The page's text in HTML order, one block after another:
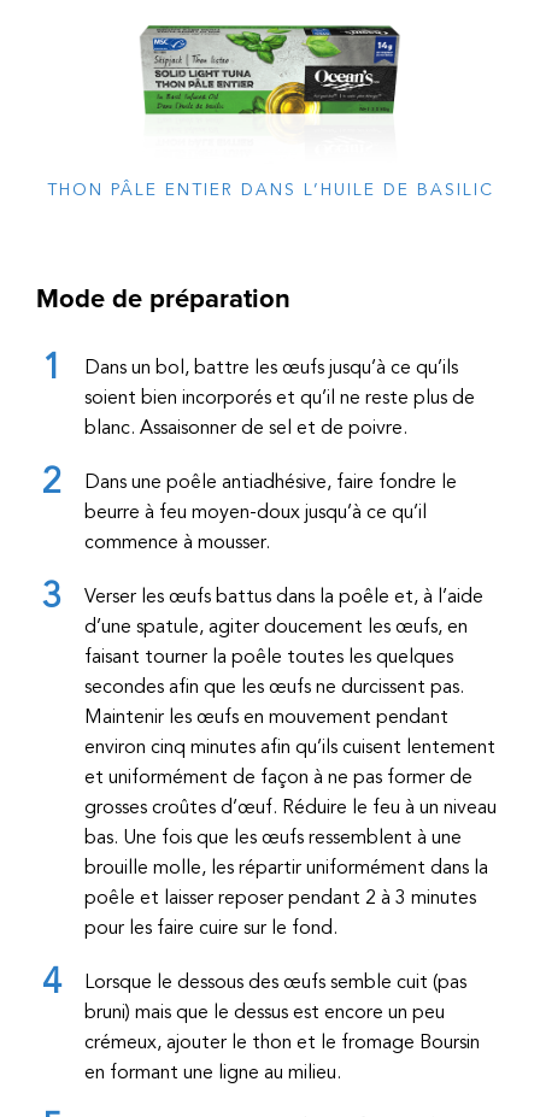
THON PÂLE ENTIER DANS L’HUILE DE BASILIC
Mode de préparation
Dans un bol, battre les œufs jusqu’à ce qu’ils
soient bien incorporés et qu’il ne reste plus de
blanc. Assaisonner de sel et de poivre.
Dans une poêle antiadhésive, faire fondre le
beurre à feu moyen-doux jusqu’à ce qu’il
commence à mousser.
Verser les œufs battus dans la poêle et, à l’aide
d’une spatule, agiter doucement les œufs, en
faisant tourner la poêle toutes les quelques
secondes afin que les œufs ne durcissent pas.
Maintenir les œufs en mouvement pendant
environ cinq minutes afin qu’ils cuisent lentement
et uniformément de façon à ne pas former de
grosses croûtes d’œuf. Réduire le feu à un niveau
bas. Une fois que les œufs ressemblent à une
brouille molle, les répartir uniformément dans la
poêle et laisser reposer pendant 2 à 3 minutes
pour les faire cuire sur le fond.
Lorsque le dessous des œufs semble cuit (pas
bruni) mais que le dessus est encore un peu
crémeux, ajouter le thon et le fromage Boursin
en formant une ligne au milieu.